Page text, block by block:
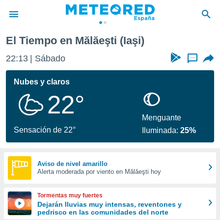
de
por
se
calidad.
a este
las
y
digital
basada
El Tiempo en Mălăeşti (Iaşi)
22:13 Sábado ...
Nubes y claros
22°
Sensación de 22°
Menguante
Iluminada:25%
Aviso de nivel amarillo
Alerta moderada por viento en Mălăeşti hoy
Tormentas muy fuertes
Dejarán lluvias muy intensas, reventones y
pedrisco en las comunidades del norte